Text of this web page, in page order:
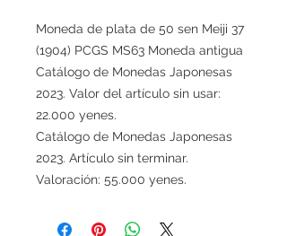
Moneda de plata de 50 sen Meiji 37
(1904) PCGS MS63 Moneda antigua
Catálogo de Monedas Japonesas
2023. Valor del artículo sin usar:
22.000 yenes.
Catálogo de Monedas Japonesas
2023. Artículo sin terminar.
Valoración: 55.000 yenes.